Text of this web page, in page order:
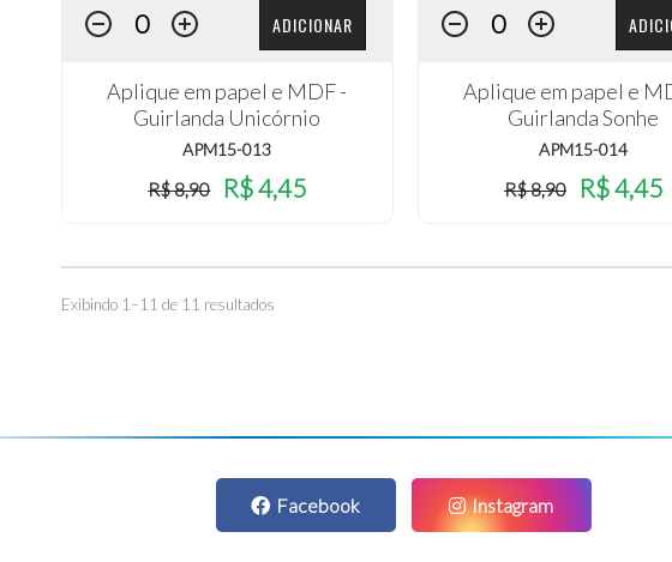
ADICIONAR
Aplique em papel e MDF -
Guirlanda Unicórnio
APM15-013
R$ 8,90 R$ 4,45
Aplique em papel e
Guirlanda Sonhe
APM15-014
R$ 8,90 R$ 4,45
Exibindo 1–11 de 11 resultados
Facebook Instagram